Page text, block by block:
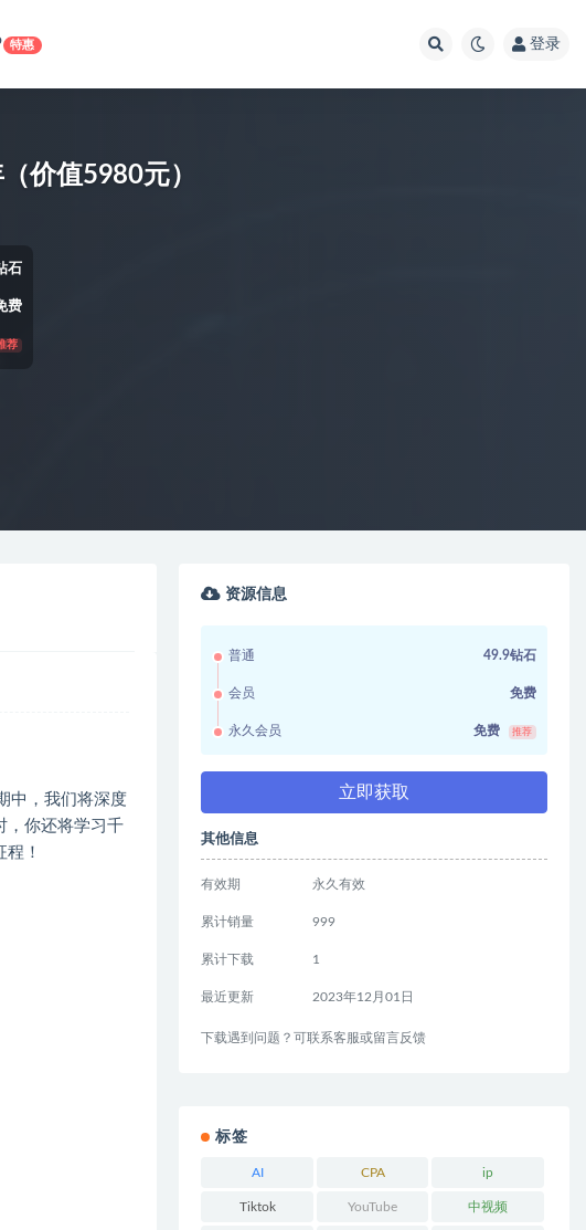
特惠 登录
价值5980元）
石
费
荐
中，我们将深度
，你还将学习千
！
资源信息
普通 49.9钻石
会员 免费
永久会员 免费 推荐
立即获取
其他信息
有效期 永久有效
累计销量 999
累计下载 1
最近更新 2023年12月01日
下载遇到问题？可联系客服或留言反馈
标签
AI CPA ip
Tiktok YouTube 中视频